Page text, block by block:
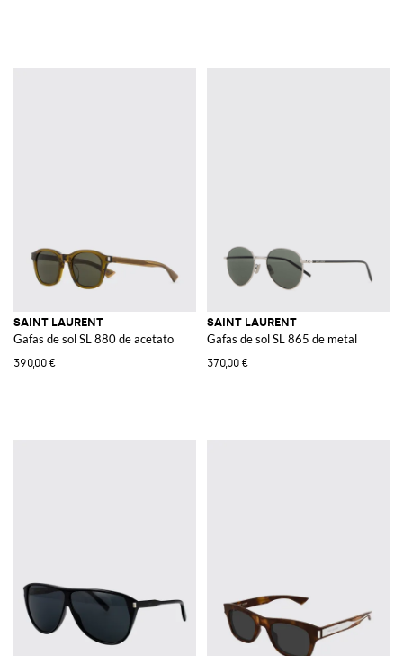
SAINT LAURENT
Gafas de sol SL 880 de acetato
390,00 €
SAINT LAURENT
Gafas de sol SL 865 de metal
370,00 €